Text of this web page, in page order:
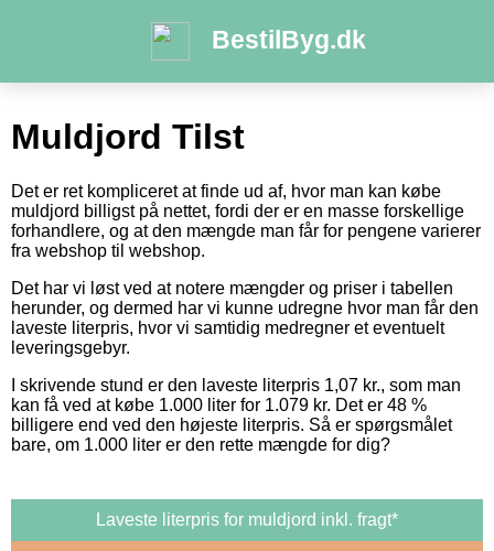
BestilByg.dk
Muldjord Tilst
Det er ret kompliceret at finde ud af, hvor man kan købe
muldjord billigst på nettet, fordi der er en masse forskellige
forhandlere, og at den mængde man får for pengene varierer
fra webshop til webshop.
Det har vi løst ved at notere mængder og priser i tabellen
herunder, og dermed har vi kunne udregne hvor man får den
laveste literpris, hvor vi samtidig medregner et eventuelt
leveringsgebyr.
I skrivende stund er den laveste literpris 1,07 kr., som man
kan få ved at købe 1.000 liter for 1.079 kr. Det er 48 %
billigere end ved den højeste literpris. Så er spørgsmålet
bare, om 1.000 liter er den rette mængde for dig?
Laveste literpris for muldjord inkl. fragt*